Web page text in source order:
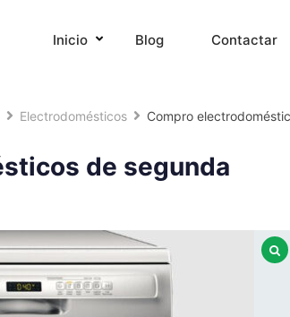
Inicio Blog Contactar
Electrodomésticos Compro
de segunda